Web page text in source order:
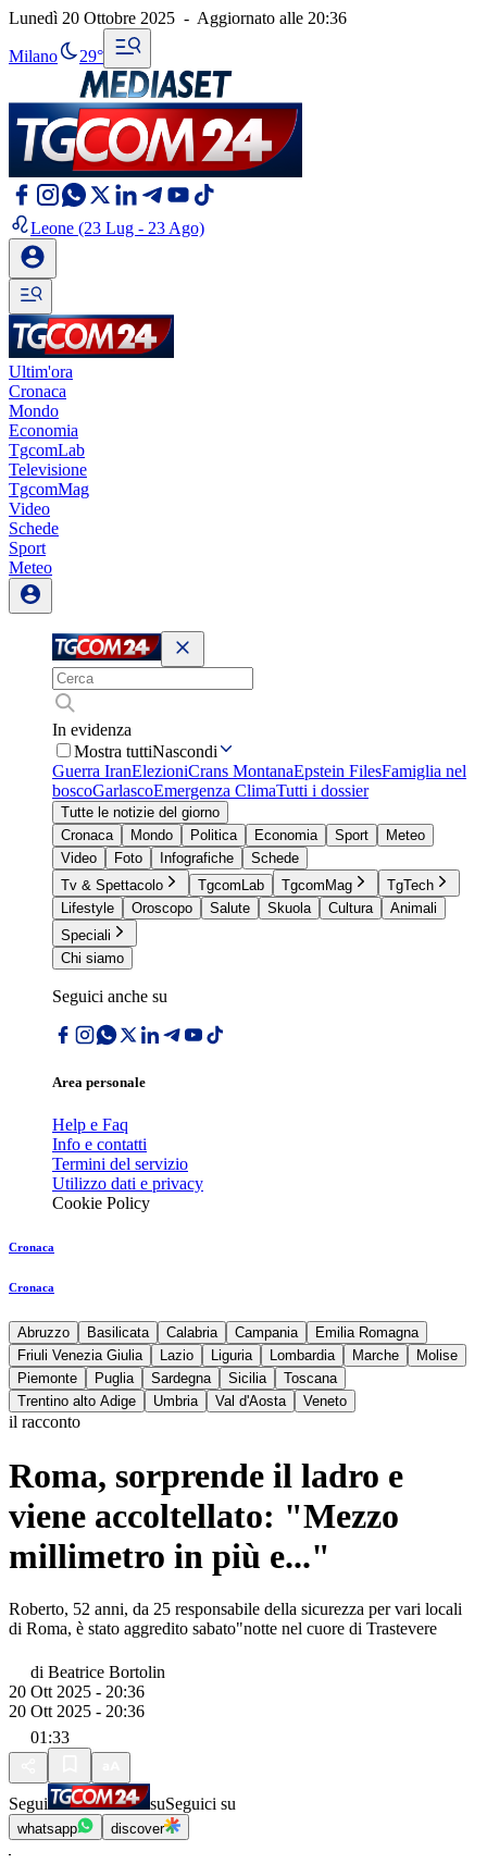
Lunedì 20 Ottobre 2025 - Aggiornato alle 20:36
Milano 29°
Leone (23 Lug - 23 Ago)
Ultim'ora
Cronaca
Mondo
Economia
TgcomLab
Televisione
TgcomMag
Video
Schede
Sport
Meteo
In evidenza
Mostra tuttiNascondi
Guerra IranElezioniCrans MontanaEpstein FilesFamiglia nel
boscoGarlascoEmergenza ClimaTutti i dossier
Tutte le notizie del giorno
Cronaca
Mondo Politica Economia Sport
Meteo
Video
Foto Infografiche
Schede
Tv & Spettacolo
TgcomLab TgcomMag
TgTech
Lifestyle
Oroscopo Salute Skuola Cultura
Animali
Speciali
Chi siamo
Seguici anche su
Area personale
Help e Faq
Info e contatti
Termini del servizio
Utilizzo dati e privacy
Cookie Policy
Cronaca
Cronaca
Abruzzo Basilicata Calabria Campania
Emilia Romagna
Friuli Venezia Giulia
Lazio Liguria Lombardia Marche
Molise
Piemonte
Puglia Sardegna Sicilia
Toscana
Trentino alto Adige
Umbria Val d'Aosta Veneto
il racconto
Roma, sorprende il ladro e
viene accoltellato: "Mezzo
millimetro in più e..."
Roberto, 52 anni, da 25 responsabile della sicurezza per vari locali
di Roma, è stato aggredito sabato"notte nel cuore di Trastevere
di Beatrice Bortolin
20 Ott 2025 - 20:36
20 Ott 2025 - 20:36
01:33
Segui suSeguici su
whatsapp discover